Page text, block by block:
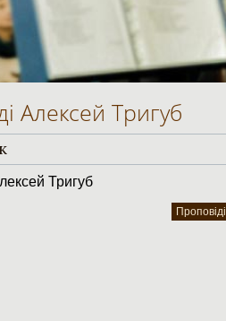
Алексей Тригуб
Тригуб
Проповіді